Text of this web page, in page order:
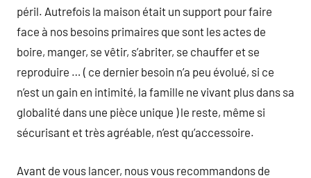
péril. Autrefois la maison était un support pour faire
face à nos besoins primaires que sont les actes de
boire, manger, se vêtir, s’abriter, se chauffer et se
reproduire … ( ce dernier besoin n’a peu évolué, si ce
n’est un gain en intimité, la famille ne vivant plus dans sa
globalité dans une pièce unique ) le reste, même si
sécurisant et très agréable, n’est qu’accessoire.
Avant de vous lancer, nous vous recommandons de